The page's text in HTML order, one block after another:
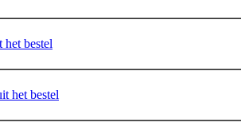
bestel
het bestel